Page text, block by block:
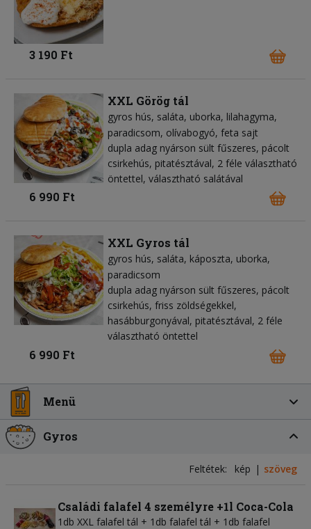
3 190 Ft
XXL Görög tál
gyros hús saláta uborka lilahagyma
paradicsom olívabogyó feta sajt
dupla adag nyárson sült fűszeres, pácolt
csirkehús, pitatésztával, 2 féle választható
öntettel, választható salátával
6 990 Ft
XXL Gyros tál
gyros hús saláta káposzta uborka
paradicsom
dupla adag nyárson sült fűszeres, pácolt
csirkehús, friss zöldségekkel,
hasábburgonyával, pitatésztával, 2 féle
választható öntettel
6 990 Ft
Menü
Gyros
Feltétek: kép szöveg
Családi falafel 4 személyre +1l Coca-Cola
1db XXL falafel tál + 1db falafel tál + 1db falafel